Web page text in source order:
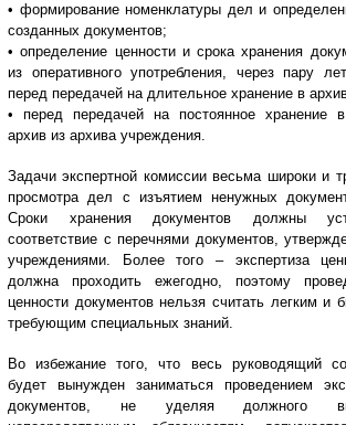
• формирование номенклатуры дел и
созданных документов;
• определение ценности и срока хранения
из оперативного употребления, через пару
перед передачей на длительное хранение в
• перед передачей на постоянное хранение в
архив из архива учреждения.
Задачи экспертной комиссии весьма широки и
просмотра дел с изъятием ненужных
Сроки хранения документов должны
соответствие с перечнями документов,
учреждениями. Более того – экспертиза
должна проходить ежегодно, поэтому
ценности документов нельзя считать легким
требующим специальных знаний.
Во избежание того, что весь руководящий
будет вынужден заниматься проведением
документов, не уделяя должного